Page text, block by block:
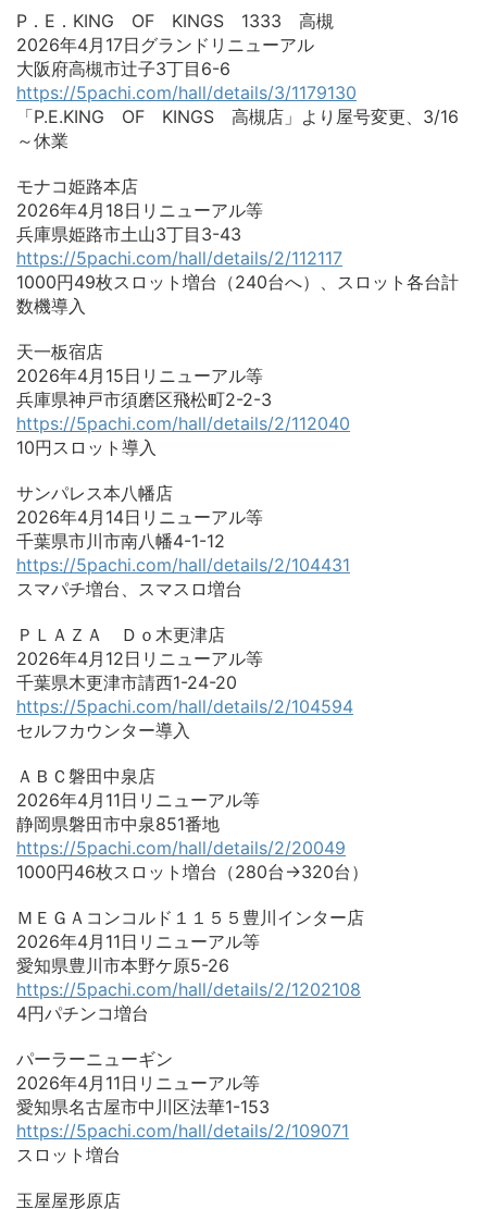
P．E．KING OF KINGS 1333 高槻
2026年4月17日グランドリニューアル
大阪府高槻市辻子3丁目6-6
https://5pachi.com/hall/details/3/1179130
「P.E.KING OF KINGS 高槻店」より屋号変更、3/16
～休業
モナコ姫路本店
2026年4月18日リニューアル等
兵庫県姫路市土山3丁目3-43
https://5pachi.com/hall/details/2/112117
1000円49枚スロット増台（240台へ）、スロット各台計
数機導入
天一板宿店
2026年4月15日リニューアル等
兵庫県神戸市須磨区飛松町2-2-3
https://5pachi.com/hall/details/2/112040
10円スロット導入
サンパレス本八幡店
2026年4月14日リニューアル等
千葉県市川市南八幡4-1-12
https://5pachi.com/hall/details/2/104431
スマパチ増台、スマスロ増台
ＰＬＡＺＡ Ｄｏ木更津店
2026年4月12日リニューアル等
千葉県木更津市請西1-24-20
https://5pachi.com/hall/details/2/104594
セルフカウンター導入
ＡＢＣ磐田中泉店
2026年4月11日リニューアル等
静岡県磐田市中泉851番地
https://5pachi.com/hall/details/2/20049
1000円46枚スロット増台（280台→320台）
ＭＥＧＡコンコルド１１５５豊川インター店
2026年4月11日リニューアル等
愛知県豊川市本野ケ原5-26
https://5pachi.com/hall/details/2/1202108
4円パチンコ増台
パーラーニューギン
2026年4月11日リニューアル等
愛知県名古屋市中川区法華1-153
https://5pachi.com/hall/details/2/109071
スロット増台
玉屋屋形原店